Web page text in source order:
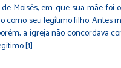
Moisés, em que sua mãe
seu legítimo filho. Antes
a igreja não concordava